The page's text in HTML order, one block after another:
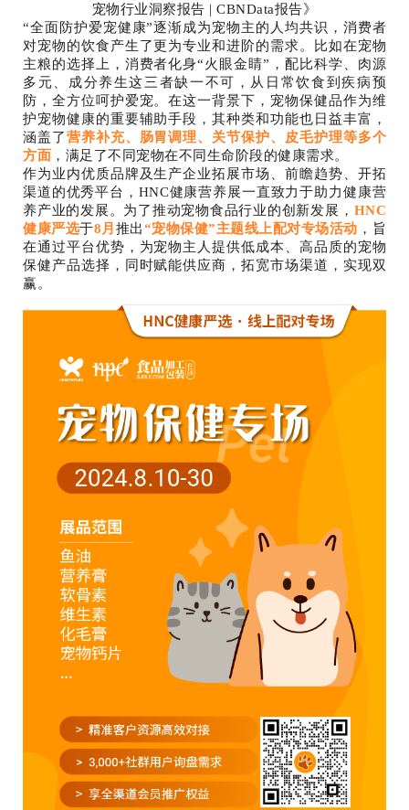
宠物行业洞察报告 | CBNData报告》
“全面防护爱宠健康”逐渐成为宠物主的人均共识，消费者
对宠物的饮食产生了更为专业和进阶的需求。比如在宠物
主粮的选择上，消费者化身“火眼金睛”，配比科学、肉源
多元、成分养生这三者缺一不可， 从日常饮食到疾病预
防，全方位呵护爱宠。在这一背景下，宠物保健品作为维
护宠物健康的重要辅助手段，其种类和功能也日益丰富，
涵盖了营养补充、肠胃调理、关节保护、皮毛护理等多个
方面 ，满足了不同宠物在不同生命阶段的健康需求。
作为业内优质品牌及生产企业拓展市场、前瞻趋势、开拓
渠道的优秀平台，HNC健康营养展一直致力于助力健康营
养产业的发展。为了推动宠物食品行业的创新发展， HNC
健康严选于8月 推出“宠物保健”主题线上配对专场活动 ，旨
在通过平台优势，为宠物主人提供低成本、高品质的宠物
保健产品选择，同时赋能供应商，拓宽市场渠道，实现双
赢。